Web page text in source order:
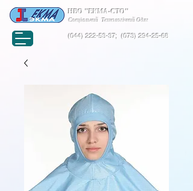
(044) 222-53-37;(073) 294-25-68
НВО "ЕКМА-СТО"
Спеціальний Технологічний Одяг